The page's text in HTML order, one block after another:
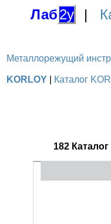
Лаб2у |
Металлорежущий
KORLOY Каталог
182